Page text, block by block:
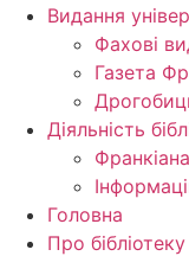
Видання
Фахові
Газета
Діяльність
Франкіана
Головна
Про бібліотеку